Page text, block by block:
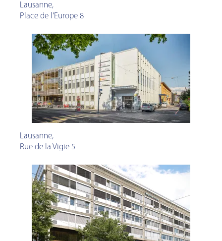
Lausanne,
Place de l'Europe 8
Lausanne,
Rue de la Vigie 5